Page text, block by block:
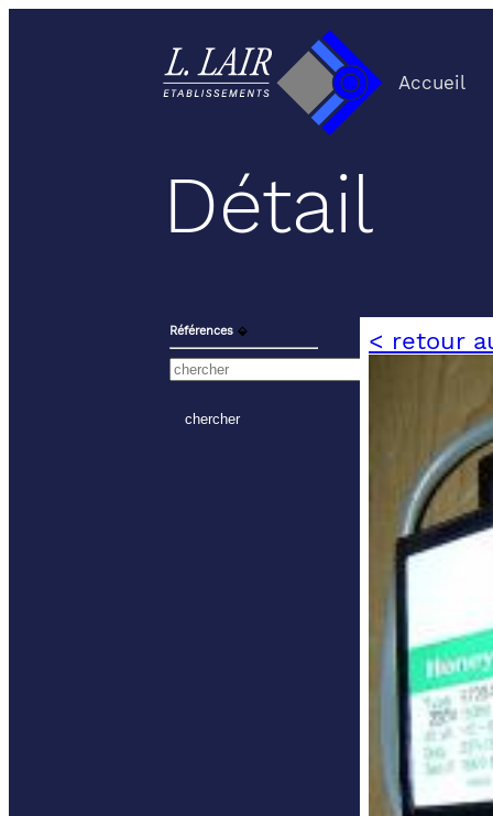
Accueil
Détail
Références ⬙ < retour